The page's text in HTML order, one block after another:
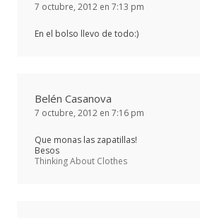
7 octubre, 2012 en 7:13 pm
En el bolso llevo de todo:)
Belén Casanova
7 octubre, 2012 en 7:16 pm
Que monas las zapatillas!
Besos
Thinking About Clothes